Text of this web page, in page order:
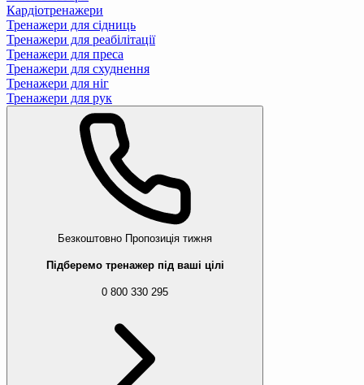
Кардіотренажери
Тренажери для сідниць
Тренажери для реабілітації
Тренажери для преса
Тренажери для схуднення
Тренажери для ніг
Тренажери для рук
Безкоштовно Пропозиція тижня
Підберемо тренажер під ваші цілі
0 800 330 295